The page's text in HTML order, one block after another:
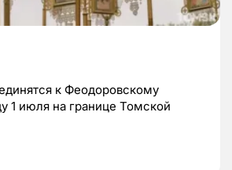
к Феодоровскому
1 июля на границе Томской